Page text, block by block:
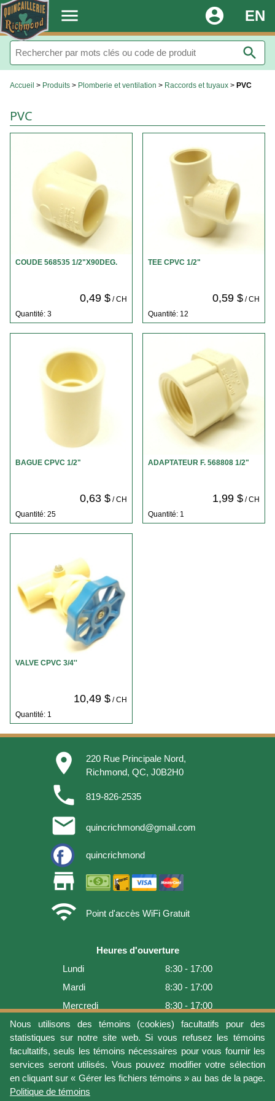
. menu EN
account_circle
search
Nous utilisons des témoins (cookies) facultatifs pour des
statistiques sur notre site web. Si vous refusez les témoins
facultatifs, seuls les témoins nécessaires pour vous fournir les
services seront utilisés. Vous pouvez modifier votre sélection
en cliquant sur « Gérer les fichiers témoins » au bas de la page.
Politique de témoins
Accueil > Produits > Plomberie et ventilation > Raccords et tuyaux > PVC
PVC
COUDE 568535 1/2"X90DEG.
0,49 $/ CH
Quantité: 3
TEE CPVC 1/2"
0,59 $/ CH
Quantité: 12
BAGUE CPVC 1/2"
0,63 $/ CH
Quantité: 25
ADAPTATEUR F. 568808 1/2"
1,99 $/ CH
Quantité: 1
VALVE CPVC 3/4''
10,49 $/ CH
Quantité: 1
place
220 Rue Principale Nord,
Richmond, QC, J0B2H0
phone 819-826-2535
email quincrichmond@gmail.com
quincrichmond
store
wifi
Point d'accès WiFi Gratuit
Heures d'ouverture
Lundi
8:30 - 17:00
Mardi
8:30 - 17:00
Mercredi
8:30 - 17:00
Jeudi
8:30 - 17:00
Vendredi
8:30 - 17:00
Samedi
9:00 - 16:00
Dimanche
Fermé